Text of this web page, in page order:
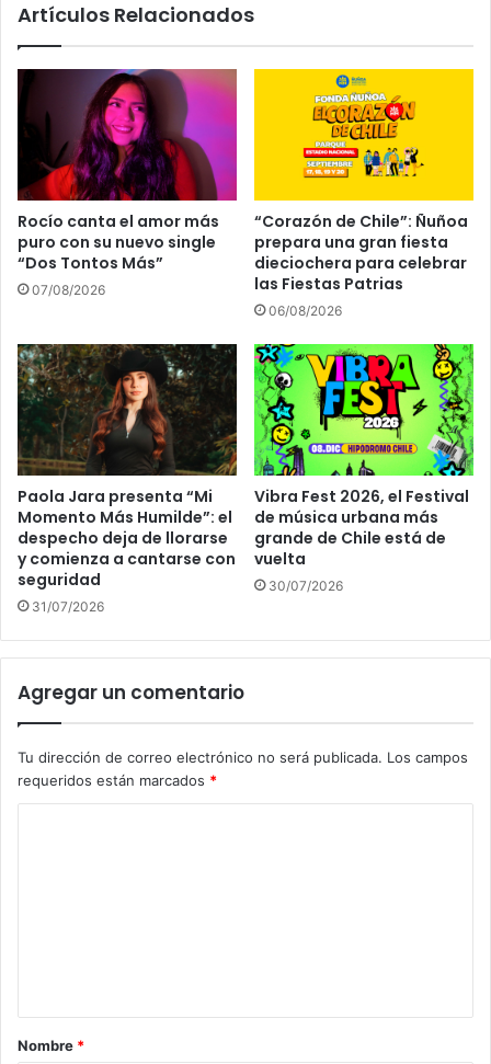
Artículos Relacionados
Rocío canta el amor más
puro con su nuevo single
“Dos Tontos Más”
07/08/2026
“Corazón de Chile”: Ñuñoa
prepara una gran fiesta
dieciochera para celebrar
las Fiestas Patrias
06/08/2026
Paola Jara presenta “Mi
Momento Más Humilde”: el
despecho deja de llorarse
y comienza a cantarse con
seguridad
31/07/2026
Vibra Fest 2026, el Festival
de música urbana más
grande de Chile está de
vuelta
30/07/2026
Agregar un comentario
Tu dirección de correo electrónico no será publicada. Los campos
requeridos están marcados *
a
r
Nombre *